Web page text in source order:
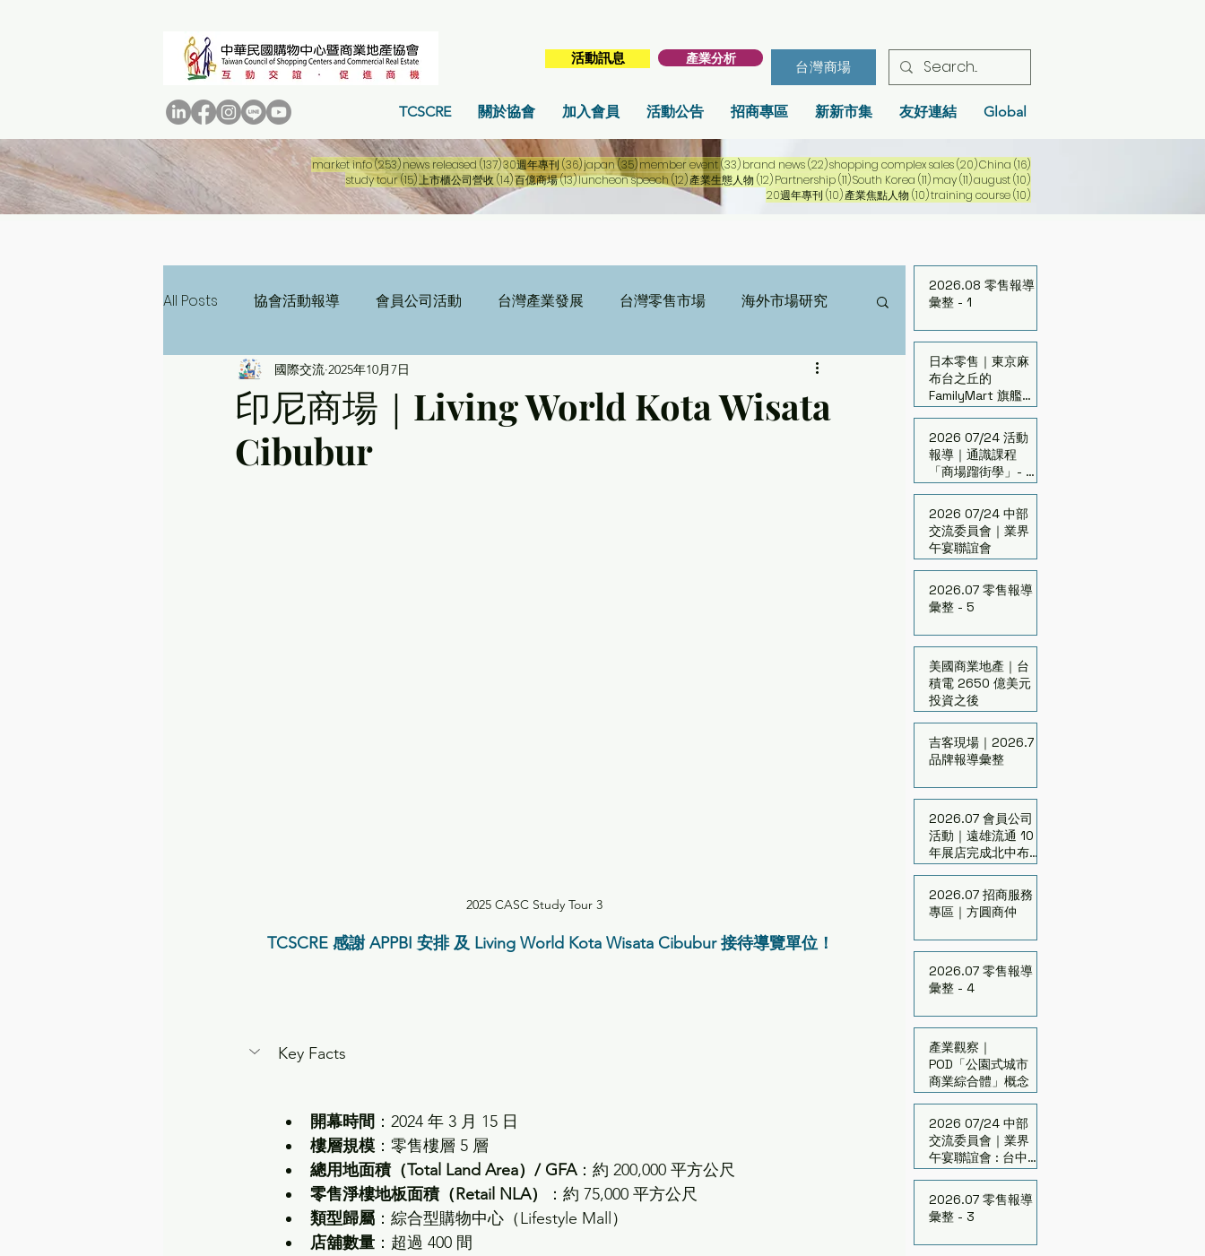
活動訊息 產業分析
台灣商場
TCSCRE 關於協會 加入會員 活動公告 招商專區 新新市集 友好連結 Global
market info(253)253 篇文章
news released (137)137 篇文章
30週年專刊 (36)36 篇文章
japan (35)35 篇文章
member event(33)33 篇文章
brand news(22)22 篇文章
shopping complex sales(20)20 篇文章
China (16)16 篇文章
study tour(15)15 篇文章
上市櫃公司營收 (14)14 篇文章
百億商場(13)13 篇文章
luncheon speech (12)12 篇文章
產業生態人物 (12)12 篇文章
Partnership(11)11 篇文章
South Korea (11)11 篇文章
may(11)11 篇文章
august(10)10 篇文章
20週年專刊 (10)10 篇文章
產業焦點人物 (10)10 篇文章
training course(10)10 篇文章
All Posts 協會活動報導 會員公司活動 台灣產業發展 台灣零售市場 海外市場研究
三十週年專刊 二十週年專刊
印尼商場｜Living World Kota Wisata
Cibubur
國際交流 2025年10月7日
2025 CASC Study Tour 3
TCSCRE 感謝 APPBI 安排 及 Living World Kota Wisata Cibubur 接待導覽單位！
Key Facts
開幕時間 ：2024 年 3 月 15 日
樓層規模 ：零售樓層 5 層
總用地面積（Total Land Area）/ GFA：約 200,000 平方公尺
零售淨樓地板面積（Retail NLA）
：約 75,000 平方公尺
類型歸屬 ：綜合型購物中心（Lifestyle Mall）
店舖數量 ：超過 400 間
2026.08 零售報導
彙整 - 1
日本零售｜東京麻
布台之丘的
FamilyMart 旗艦店
「FAMIMA」開幕
2026 07/24 活動
報導｜通識課程
「商場蹓街學」- 台
中場
2026 07/24 中部
交流委員會｜業界
午宴聯誼會
2026.07 零售報導
彙整 - 5
美國商業地產｜台
積電 2650 億美元
投資之後
吉客現場｜2026.7
品牌報導彙整
2026.07 會員公司
活動｜遠雄流通 10
年展店完成北中布
局
2026.07 招商服務
專區｜方圓商仲
2026.07 零售報導
彙整 - 4
產業觀察｜
POD「公園式城市
商業綜合體」概念
2026 07/24 中部
交流委員會｜業界
午宴聯誼會 : 台中的
跨界與翻轉
2026.07 零售報導
彙整 - 3